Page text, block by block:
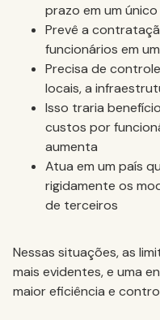
prazo em um único
Prevê a
funcionários em
Precisa de
locais, a
Isso traria
custos por
aumenta
Atua em um país
rigidamente os
de terceiros
Nessas situações, as
mais evidentes, e uma
maior eficiência e